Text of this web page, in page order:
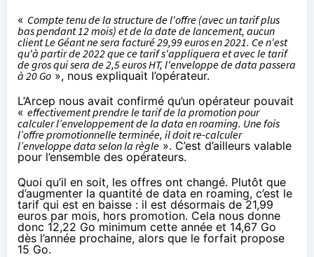
« Compte tenu de la structure de l'offre (avec un tarif plus
bas pendant 12 mois) et de la date de lancement, aucun
client Le Géant ne sera facturé 29,99 euros en 2021. Ce n'est
qu'à partir de 2022 que ce tarif s'appliquera et avec le tarif
de gros qui sera de 2,5 euros HT, l'enveloppe de data passera
à 20 Go », nous expliquait l’opérateur.
L’Arcep nous avait confirmé qu’un opérateur pouvait
« effectivement prendre le tarif de la promotion pour
calculer l’enveloppement de la data en roaming. Une fois
l’offre promotionnelle terminée, il doit re-calculer
l’enveloppe data selon la règle». C’est d’ailleurs valable
pour l’ensemble des opérateurs.
Quoi qu’il en soit, les offres ont changé. Plutôt que
d’augmenter la quantité de data en roaming, c’est le
tarif qui est en baisse : il est désormais de 21,99
euros par mois, hors promotion. Cela nous donne
donc 12,22 Go minimum cette année et 14,67 Go
dès l’année prochaine, alors que le forfait propose
15 Go.